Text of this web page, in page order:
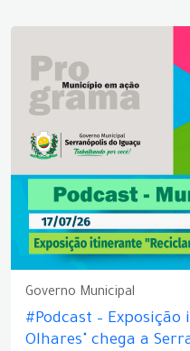
Governo Municipal
#Podcast –
Olhares" chega a